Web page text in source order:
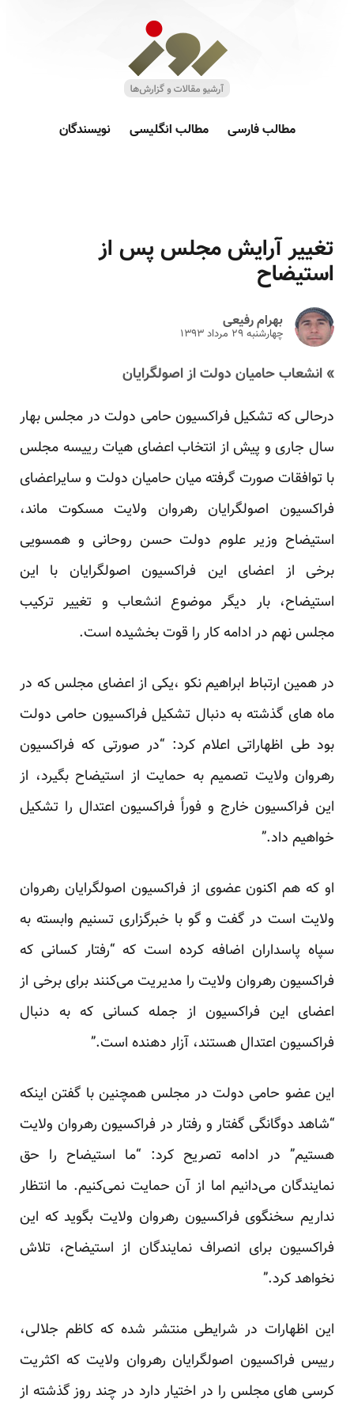
مطالب فارسی مطالب انگلیسی نویسندگان
تغییر آرایش مجلس پس از
استیضاح
بهرام رفیعی
چهارشنبه ۲۹ مرداد ۱۳۹۳
» انشعاب حامیان دولت از اصولگرایان
درحالی که تشکیل فراکسیون حامی دولت در مجلس بهار
سال جاری و پیش از انتخاب اعضای هیات رییسه مجلس
با توافقات صورت گرفته میان حامیان دولت و سایراعضای
فراکسیون اصولگرایان رهروان ولایت مسکوت ماند،
استیضاح وزیر علوم دولت حسن روحانی و همسویی
برخی از اعضای این فراکسیون اصولگرایان با این
استیضاح، بار دیگر موضوع انشعاب و تغییر ترکیب
مجلس نهم در ادامه کار را قوت بخشیده است.
در همین ارتباط ابراهیم نکو ،یکی از اعضای مجلس که در
ماه های گذشته به دنبال تشکیل فراکسیون حامی دولت
بود طی اظهاراتی اعلام کرد: “در صورتی که فراکسیون
رهروان ولایت تصمیم به حمایت از استیضاح بگیرد، از
این فراکسیون خارج و فوراً فراکسیون اعتدال را تشکیل
خواهیم داد.”
او که هم اکنون عضوی از فراکسیون اصولگرایان رهروان
ولایت است در گفت و گو با خبرگزاری تسنیم وابسته به
سپاه پاسداران اضافه کرده است که “رفتار کسانی که
فراکسیون رهروان ولایت را مدیریت می‌کنند برای برخی از
اعضای این فراکسیون از جمله کسانی که به دنبال
فراکسیون اعتدال هستند، آزار دهنده است.”
این عضو حامی دولت در مجلس همچنین با گفتن اینکه
“شاهد دوگانگی گفتار و رفتار در فراکسیون رهروان ولایت
هستیم” در ادامه تصریح کرد: “ما استیضاح را حق
نمایندگان می‌دانیم اما از آن حمایت نمی‌کنیم. ما انتظار
نداریم سخنگوی فراکسیون رهروان ولایت بگوید که این
فراکسیون برای انصراف نمایندگان از استیضاح، تلاش
نخواهد کرد.”
این اظهارات در شرایطی منتشر شده که کاظم جلالی،
رییس فراکسیون اصولگرایان رهروان ولایت که اکثریت
کرسی های مجلس را در اختیار دارد در چند روز گذشته از